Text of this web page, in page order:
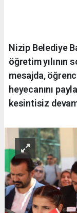
Nizip Belediye
öğretim yılının
mesajda,
heyecanını
kesintisiz